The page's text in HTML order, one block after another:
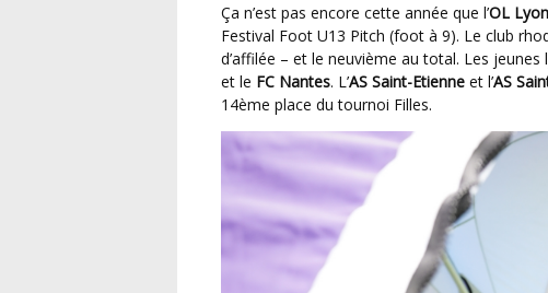
Ça n’est pas encore cette année que l’OL
Festival Foot U13 Pitch (foot à 9). Le club
d’affilée – et le neuvième au total. Les jeunes
et le FC Nantes. L’AS Saint-Etienne et l’AS
14ème place du tournoi Filles.